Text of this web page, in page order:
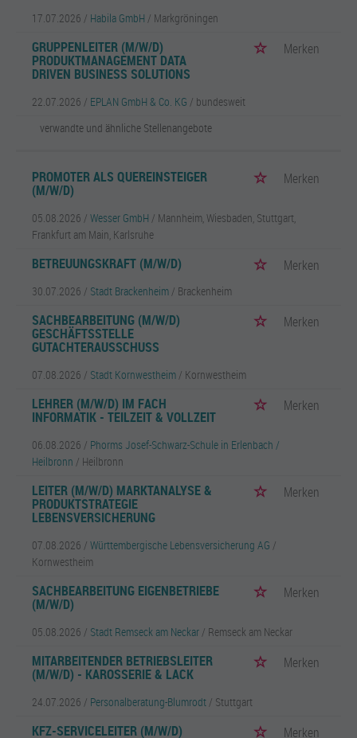
17.07.2026 / Habila GmbH / Markgröningen
GRUPPENLEITER (M/W/D)
PRODUKTMANAGEMENT DATA
DRIVEN BUSINESS SOLUTIONS
Merken
22.07.2026 / EPLAN GmbH & Co. KG / bundesweit
verwandte und ähnliche Stellenangebote
PROMOTER ALS QUEREINSTEIGER
(M/W/D)
Merken
05.08.2026 / Wesser GmbH / Mannheim, Wiesbaden, Stuttgart,
Frankfurt am Main, Karlsruhe
BETREUUNGSKRAFT (M/W/D) Merken
30.07.2026 / Stadt Brackenheim / Brackenheim
SACHBEARBEITUNG (M/W/D)
GESCHÄFTSSTELLE
GUTACHTERAUSSCHUSS
Merken
07.08.2026 / Stadt Kornwestheim / Kornwestheim
LEHRER (M/W/D) IM FACH
INFORMATIK - TEILZEIT & VOLLZEIT
Merken
06.08.2026 / Phorms Josef-Schwarz-Schule in Erlenbach /
Heilbronn / Heilbronn
LEITER (M/W/D) MARKTANALYSE &
PRODUKTSTRATEGIE
LEBENSVERSICHERUNG
Merken
07.08.2026 / Württembergische Lebensversicherung AG /
Kornwestheim
SACHBEARBEITUNG EIGENBETRIEBE
(M/W/D)
Merken
05.08.2026 / Stadt Remseck am Neckar / Remseck am Neckar
MITARBEITENDER BETRIEBSLEITER
(M/W/D) - KAROSSERIE & LACK
Merken
24.07.2026 / Personalberatung-Blumrodt / Stuttgart
KFZ-SERVICELEITER (M/W/D) Merken